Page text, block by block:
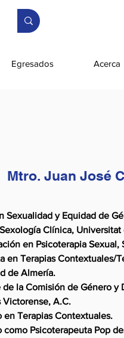
Egresados Acerca
Mtro. Juan José
Sexualidad y Equidad de
Clínica, Universitat
en Psicoterapia Sexual,
en Terapias Contextuales/
de Almería.
de la Comisión de Género
Victorense, A.C.
en Terapias Contextuales.
como Psicoterapeuta Pop